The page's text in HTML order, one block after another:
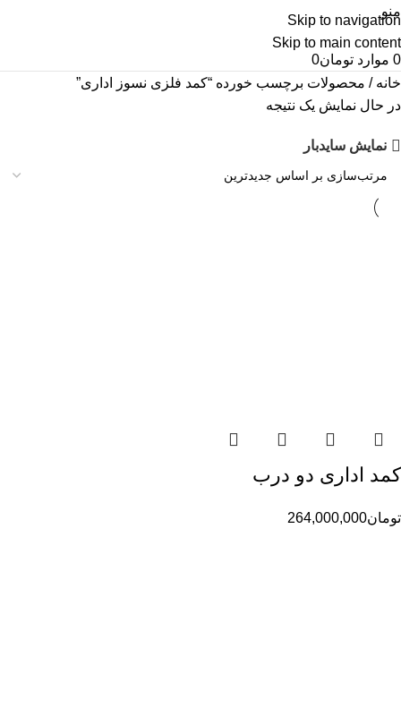
Skip to navigation
Skip to main content
منو
0 موارد تومان0
خانه محصولات برچسب خورده “کمد فلزی نسوز اداری”
در حال نمایش یک نتیجه
نمایش سایدبار
کمد اداری دو درب
تومان264,000,000